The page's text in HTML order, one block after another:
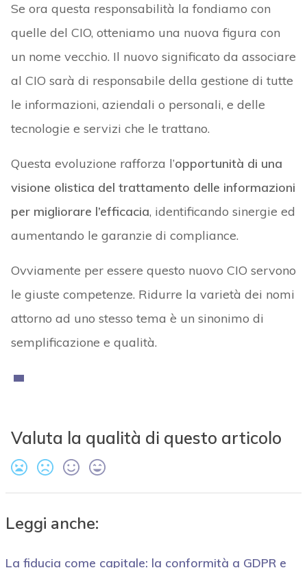
Se ora questa responsabilità la fondiamo con
quelle del CIO, otteniamo una nuova figura con
un nome vecchio. Il nuovo significato da associare
al CIO sarà di responsabile della gestione di tutte
le informazioni, aziendali o personali, e delle
tecnologie e servizi che le trattano.
Questa evoluzione rafforza l’opportunità di una
visione olistica del trattamento delle informazioni
per migliorare l’efficacia, identificando sinergie ed
aumentando le garanzie di compliance.
Ovviamente per essere questo nuovo CIO servono
le giuste competenze. Ridurre la varietà dei nomi
attorno ad uno stesso tema è un sinonimo di
semplificazione e qualità.
Valuta la qualità di questo articolo
Leggi anche:
La fiducia come capitale: la conformità a GDPR e